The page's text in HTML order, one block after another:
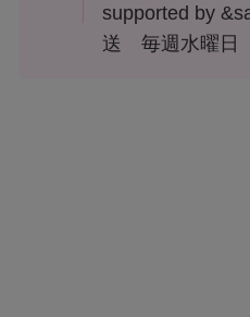
supported by
送 毎週水曜日